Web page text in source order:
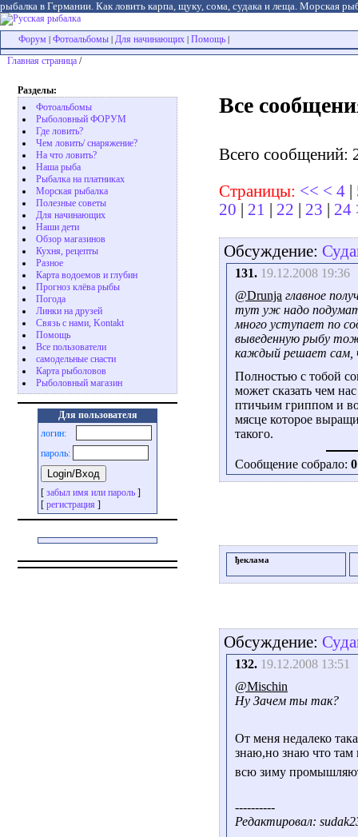
рыбалка в Германии. Как ловить карпа, щуку, сома, судака и леща. Морская
Форум Фотоальбомы Для начинающих Помощь
Главная страница /
Разделы:
Фотоальбомы
Рыболовный ФОРУМ
Где ловить?
Чем ловить/ снаряжение?
На что ловить?
Наша рыба
Рыбалка на платниках
Морская рыбалка
Полезные советы
Для начинающих
Наши дети
Обзор магазинов
Кухня, рецепты
Разное
Карта водоемов и глубин
Прогноз клёва рыбы
Погода
Линки на друзей
Связь с нами, Kontakt
Помощь
Все пользователи
самодельные снасти
Карта рыболовов
Рыболовный магазин
Для пользователя
логин:
пароль:
[ забыл имя или пароль ]
[ регистрация ]
Все
Всего сообщений:
Страницы: << < 4
20
21 22 23 24
Обсуждение:
131. 19.12.2008 19:36
@Drunja главное
тут уж надо
много уступает по
выведенную рыбу
каждый решает сам,
Полностью с тобой
может сказать чем
птичьим гриппом и
мясце которое
такого.
Сообщение собрало: 0
ђеклама
Обсуждение:
132. 19.12.2008 13:51
@Mischin
Ну Зачем ты так?
От меня недалеко
знаю,но знаю что там
всю зиму
----------
Редактировал: